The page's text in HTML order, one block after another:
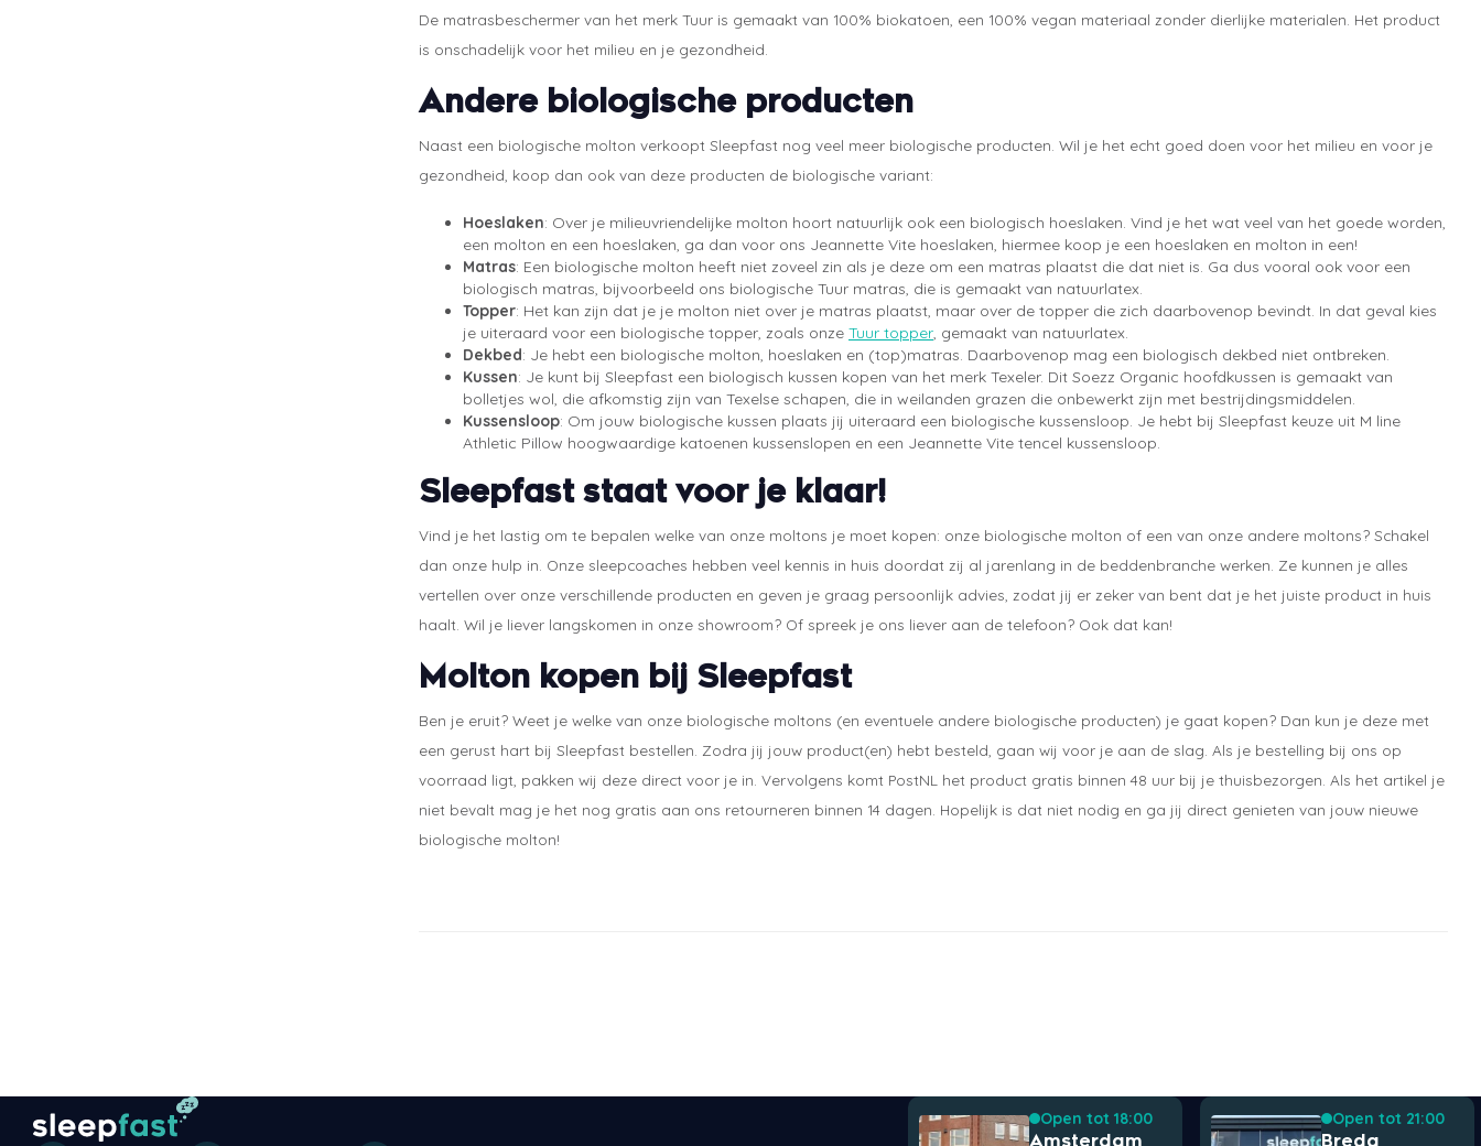
De matrasbeschermer van het merk Tuur is gemaakt van 100% biokatoen, een 100% vegan materiaal zonder dierlijke materialen. Het product
is onschadelijk voor het milieu en je gezondheid.
Andere biologische producten
Naast een biologische molton verkoopt Sleepfast nog veel meer biologische producten. Wil je het echt goed doen voor het milieu en voor je
gezondheid, koop dan ook van deze producten de biologische variant:
Hoeslaken: Over je milieuvriendelijke molton hoort natuurlijk ook een biologisch hoeslaken. Vind je het wat veel van het goede worden,
een molton en een hoeslaken, ga dan voor ons Jeannette Vite hoeslaken, hiermee koop je een hoeslaken en molton in een!
Matras: Een biologische molton heeft niet zoveel zin als je deze om een matras plaatst die dat niet is. Ga dus vooral ook voor een
biologisch matras, bijvoorbeeld ons biologische Tuur matras, die is gemaakt van natuurlatex.
Topper: Het kan zijn dat je je molton niet over je matras plaatst, maar over de topper die zich daarbovenop bevindt. In dat geval kies
je uiteraard voor een biologische topper, zoals onze Tuur topper, gemaakt van natuurlatex.
Dekbed: Je hebt een biologische molton, hoeslaken en (top)matras. Daarbovenop mag een biologisch dekbed niet ontbreken.
Kussen: Je kunt bij Sleepfast een biologisch kussen kopen van het merk Texeler. Dit Soezz Organic hoofdkussen is gemaakt van
bolletjes wol, die afkomstig zijn van Texelse schapen, die in weilanden grazen die onbewerkt zijn met bestrijdingsmiddelen.
Kussensloop: Om jouw biologische kussen plaats jij uiteraard een biologische kussensloop. Je hebt bij Sleepfast keuze uit M line
Athletic Pillow hoogwaardige katoenen kussenslopen en een Jeannette Vite tencel kussensloop.
Sleepfast staat voor je klaar!
Vind je het lastig om te bepalen welke van onze moltons je moet kopen: onze biologische molton of een van onze andere moltons? Schakel
dan onze hulp in. Onze sleepcoaches hebben veel kennis in huis doordat zij al jarenlang in de beddenbranche werken. Ze kunnen je alles
vertellen over onze verschillende producten en geven je graag persoonlijk advies, zodat jij er zeker van bent dat je het juiste product in huis
haalt. Wil je liever langskomen in onze showroom? Of spreek je ons liever aan de telefoon? Ook dat kan!
Molton kopen bij Sleepfast
Ben je eruit? Weet je welke van onze biologische moltons (en eventuele andere biologische producten) je gaat kopen? Dan kun je deze met
een gerust hart bij Sleepfast bestellen. Zodra jij jouw product(en) hebt besteld, gaan wij voor je aan de slag. Als je bestelling bij ons op
voorraad ligt, pakken wij deze direct voor je in. Vervolgens komt PostNL het product gratis binnen 48 uur bij je thuisbezorgen. Als het artikel je
niet bevalt mag je het nog gratis aan ons retourneren binnen 14 dagen. Hopelijk is dat niet nodig en ga jij direct genieten van jouw nieuwe
biologische molton!
Open tot 18:00
Amsterdam
Open tot 21:00
Breda